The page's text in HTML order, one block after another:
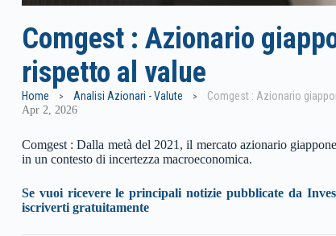
Comgest : Azionario
rispetto al value
Home Analisi Azionari - Valute
Apr 2, 2026
Comgest : Dalla metà del 2021, il mercato azionario
in un contesto di incertezza macroeconomica.
Se vuoi ricevere le principali notizie pubblicate da
iscriverti gratuitamente